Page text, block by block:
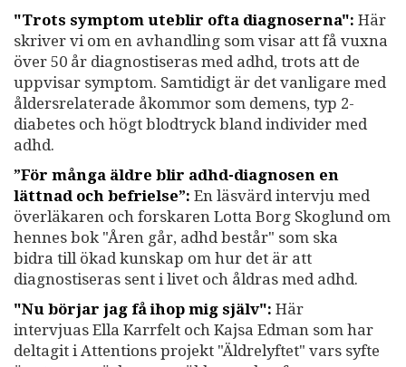
"Trots symptom uteblir ofta diagnoserna": Här
skriver vi om en avhandling som visar att få vuxna
över 50 år diagnostiseras med adhd, trots att de
uppvisar symptom. Samtidigt är det vanligare med
åldersrelaterade åkommor som demens, typ 2-
diabetes och högt blodtryck bland individer med
adhd.
”För många äldre blir adhd-diagnosen en
lättnad och befrielse”: En läsvärd intervju med
överläkaren och forskaren Lotta Borg Skoglund om
hennes bok "Åren går, adhd består" som ska
bidra till ökad kunskap om hur det är att
diagnostiseras sent i livet och åldras med adhd.
"Nu börjar jag få ihop mig själv": Här
intervjuas Ella Karrfelt och Kajsa Edman som har
deltagit i Attentions projekt "Äldrelyftet" vars syfte